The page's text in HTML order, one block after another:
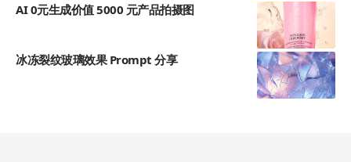
AI 0元生成价值 5000 元产品拍摄图
冰冻裂纹玻璃效果 Prompt 分享